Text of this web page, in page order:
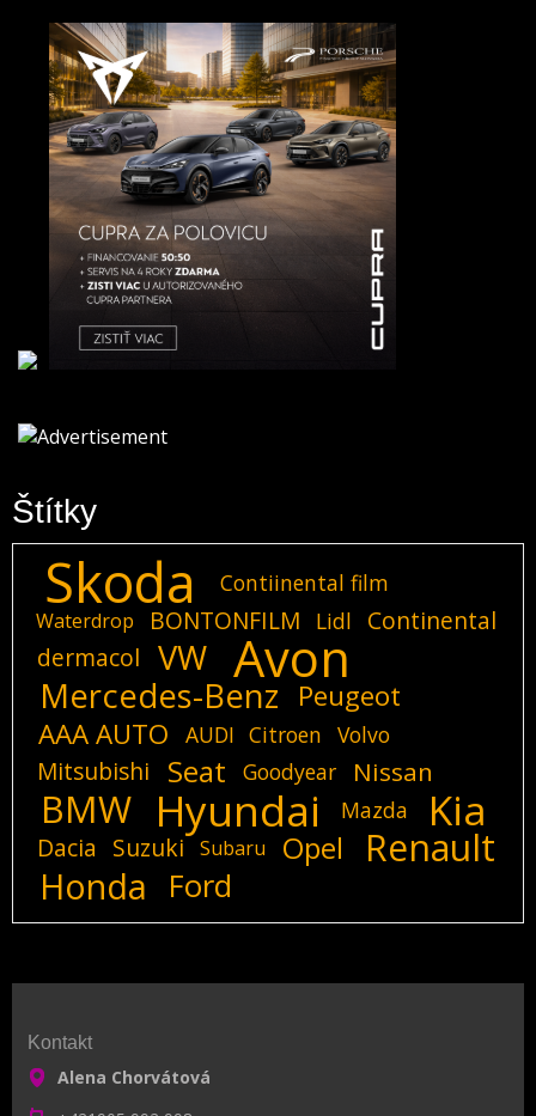
Štítky
Skoda Contiinental film
Waterdrop BONTONFILM Lidl
Continental
dermacol
VW Avon
Mercedes-Benz
Peugeot
AAA AUTO
AUDI Citroen Volvo
Mitsubishi Seat Goodyear Nissan
BMW Hyundai Mazda Kia
Dacia Suzuki Subaru Opel Renault
Honda Ford
Kontakt
Alena Chorvátová